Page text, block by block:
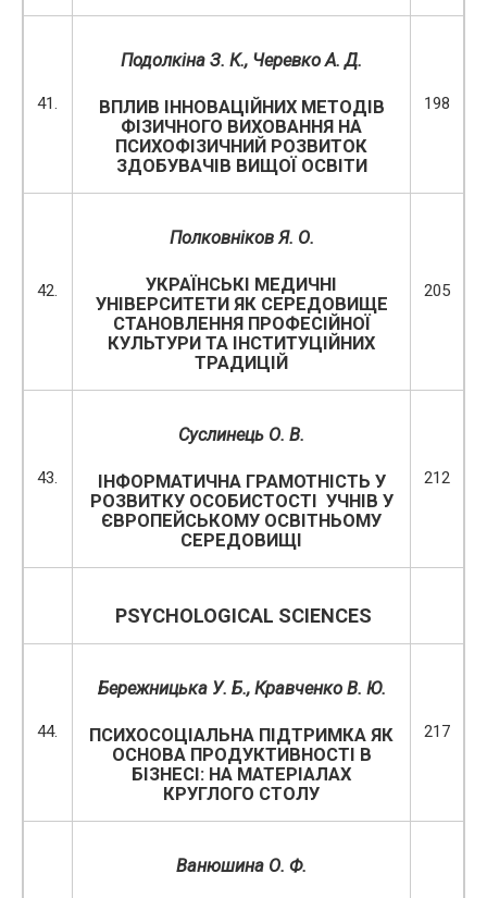
41.
Подолкіна З. К., Черевко А. Д.
ВПЛИВ ІННОВАЦІЙНИХ МЕТОДІВ
ФІЗИЧНОГО ВИХОВАННЯ НА
ПСИХОФІЗИЧНИЙ РОЗВИТОК
ЗДОБУВАЧІВ ВИЩОЇ ОСВІТИ
198
42.
Полковніков Я. О.
УКРАЇНСЬКІ МЕДИЧНІ
УНІВЕРСИТЕТИ ЯК СЕРЕДОВИЩЕ
СТАНОВЛЕННЯ ПРОФЕСІЙНОЇ
КУЛЬТУРИ ТА ІНСТИТУЦІЙНИХ
ТРАДИЦІЙ
205
43.
Суслинець О. В.
ІНФОРМАТИЧНА ГРАМОТНІСТЬ У
РОЗВИТКУ ОСОБИСТОСТІ УЧНІВ У
ЄВРОПЕЙСЬКОМУ ОСВІТНЬОМУ
СЕРЕДОВИЩІ
212
PSYCHOLOGICAL SCIENCES
44.
Бережницька У. Б., Кравченко В. Ю.
ПСИХОСОЦІАЛЬНА ПІДТРИМКА ЯК
ОСНОВА ПРОДУКТИВНОСТІ В
БІЗНЕСІ: НА МАТЕРІАЛАХ
КРУГЛОГО СТОЛУ
217
Ванюшина О. Ф.